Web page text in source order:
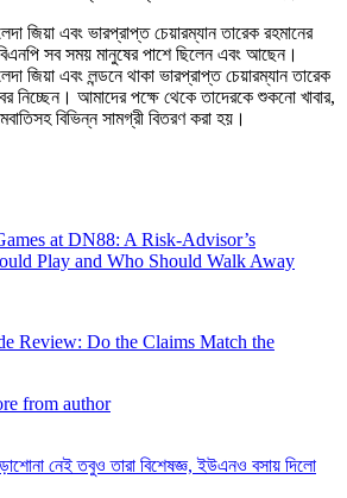
জিয়া এবং ভারপ্রাপ্ত চেয়ারম্যান তারেক রহমানের
সব সময় মানুষের পাশে ছিলেন এবং আছেন।
জিয়া এবং লন্ডনে থাকা ভারপ্রাপ্ত চেয়ারম্যান তারেক
নিচ্ছেন। আমাদের পক্ষে থেকে তাদেরকে শুকনো খাবার,
বিভিন্ন সামগ্রী বিতরণ করা হয়।
at DN88: A Risk-Advisor’s
Play and Who Should Walk Away
Review: Do the Claims Match the
from author
নেই তবুও তারা বিশেষজ্ঞ, ইউএনও বসায় দিলো